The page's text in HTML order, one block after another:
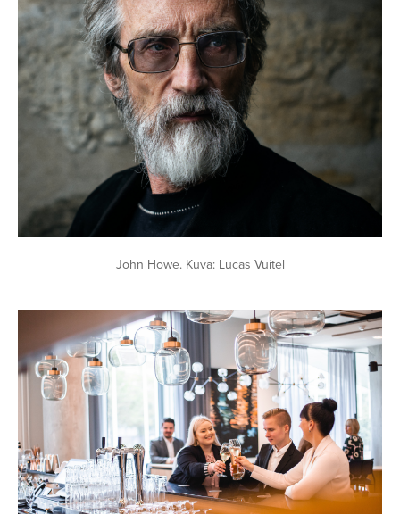
kuva
galleriassa
John Howe. Kuva: Lucas Vuitel